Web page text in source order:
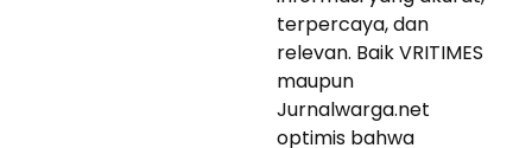
terpercaya, dan
relevan. Baik VRITIMES
maupun
Jurnalwarga.net
optimis bahwa